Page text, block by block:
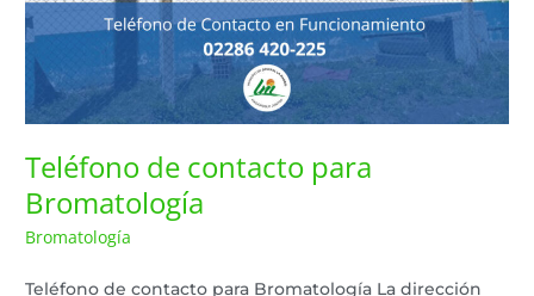
Teléfono de contacto para
Bromatología
Bromatología
Teléfono de contacto para Bromatología La dirección